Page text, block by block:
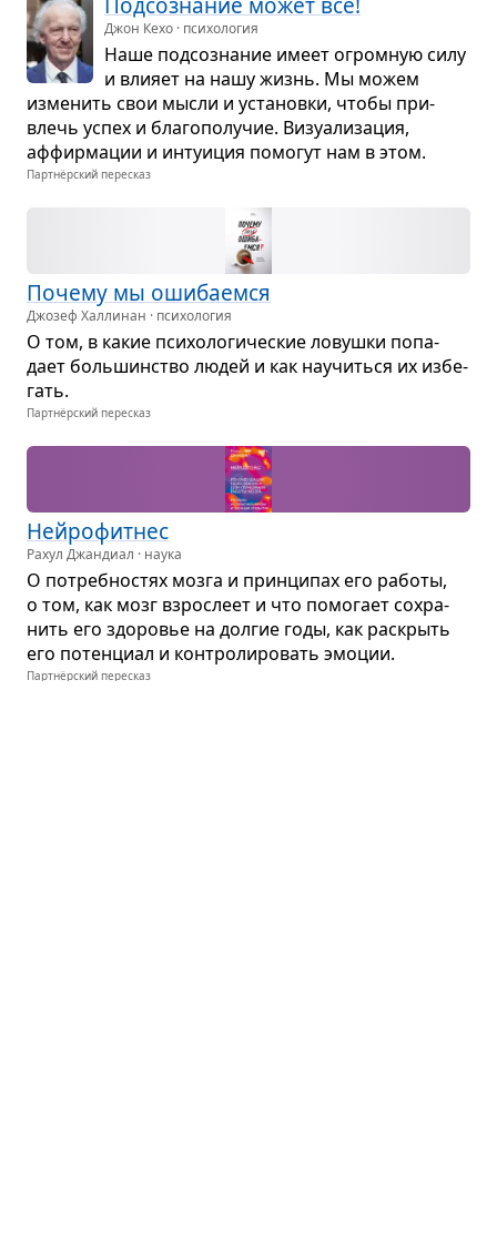
Под­со­зна­ние может всё!
Джон Кехо · психология
Наше под­со­зна­ние имеет огром­ную силу
и вли­яет на нашу жизнь. Мы можем
изме­нить свои мысли и уста­новки, чтобы при­
влечь успех и бла­го­по­лу­чие. Визу­а­ли­за­ция,
аффир­ма­ции и инту­и­ция помо­гут нам в этом.
Партнёрский пересказ
Почему мы оши­ба­емся
Джозеф Халлинан · психология
О том, в какие пси­хо­ло­ги­че­ские ловушки попа­
дает боль­шин­ство людей и как научиться их избе­
гать.
Партнёрский пересказ
Нейро­фит­нес
Рахул Джандиал · наука
О потреб­но­стях мозга и прин­ци­пах его работы,
о том, как мозг взрос­леет и что помо­гает сохра­
нить его здо­ро­вье на дол­гие годы, как рас­крыть
его потен­циал и кон­тро­ли­ро­вать эмо­ции.
Партнёрский пересказ